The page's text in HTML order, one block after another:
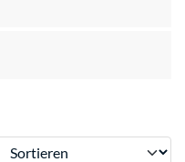
Sortieren